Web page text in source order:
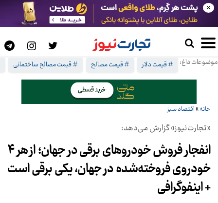
موضوعات داغ: # قیمت دلار # قیمت مصالح # قیمت مصالح ساختمانی
×
خانه» اقتصاد سبز
«تجارت‌نیوز» گزارش می‌دهد:
انفجار فروش خودروهای برقی در جهان؛ از هر ۴
خودروی فروخته‌شده در جهان، یکی برقی است
+ اینفوگرافی